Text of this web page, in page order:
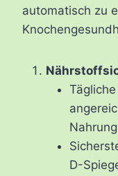
automatisch zu
D-